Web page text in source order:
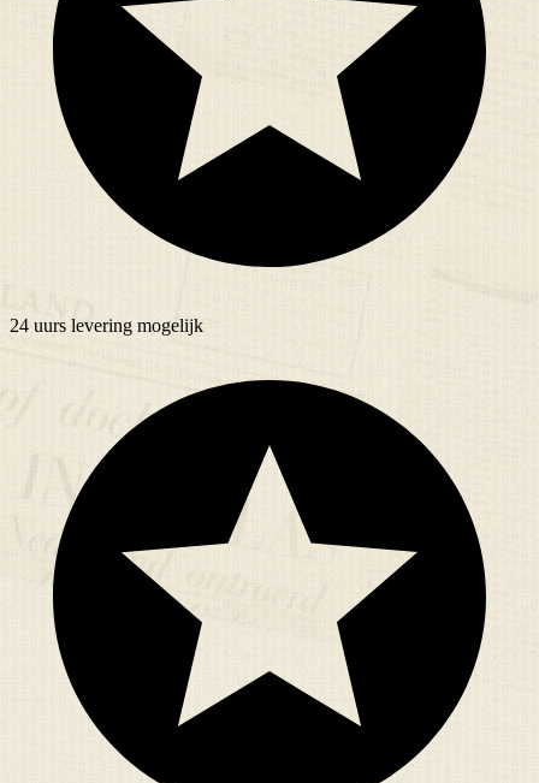
24 uurs levering mogelijk